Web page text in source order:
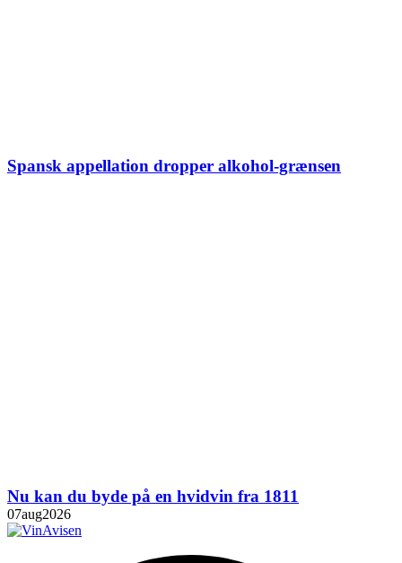
Spansk appellation dropper alkohol-grænsen
Nu kan du byde på en hvidvin fra 1811
07aug2026